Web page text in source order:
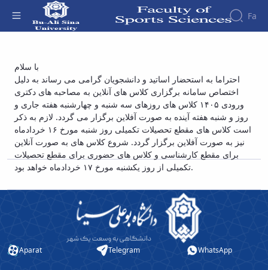
Fa
Faculty
About
the
Faculty
History
Dean
of
the
Faculty
Gallery
Dean
Research
Affairs
Journals
Sport
Rehabilitation
Contemporary
research
in
sports
Faculity
Members
شیوه برگزاری کلاس ها در روزهای سه شنبه و
چهارشنبه هفته جاری و شنبه هفته آینده -
دانشکده علوم ورزشی
احتراما به استحضار اساتید و دانشجویان گرامی می رساند به دلیل
اختصاص سامانه برگزاری کلاس های آنلاین به مصاحبه های دکتری
ورودی ۱۴۰۵ کلاس های روزهای سه شنبه و چهارشنبه هفته جاری و
روز و شنبه هفته آینده به صورت آفلاین برگزار می گردد. لازم به ذکر
است کلاس های مقطع تحصیلات تکمیلی روز شنبه مورخ ۱۶ خردادماه
نیز به صورت آفلاین برگزار گردد. شروع کلاس های به صورت آنلاین
برای مقطع کارشناسی و کلاس های حضوری برای مقطع تحصیلات
تکمیلی از روز یکشنبه مورخ ۱۷ خردادماه خواهد بود.
Aparat Telegram WhatsApp